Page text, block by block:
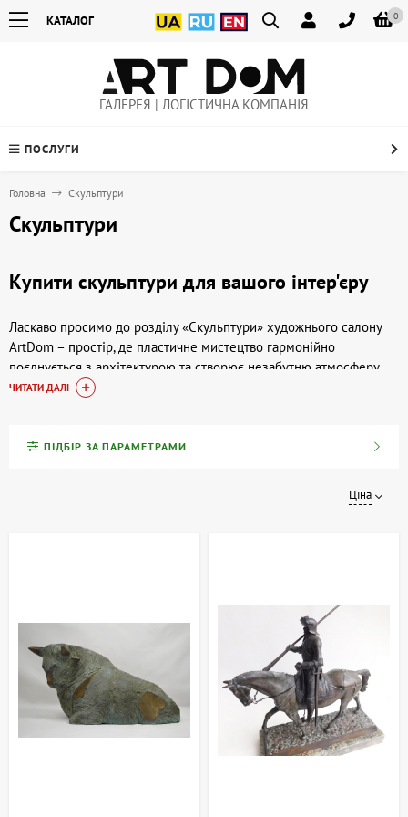
0
КАТАЛОГ
ГАЛЕРЕЯ | ЛОГІСТИЧНА КОМПАНІЯ
ПОСЛУГИ
Головна Скульптури
Скульптури
Купити скульптури для вашого інтер'єру
Ласкаво просимо до розділу «Скульптури» художнього салону
ArtDom – простір, де пластичне мистецтво гармонійно
поєднується з архітектурою та створює незабутню атмосферу.
Скульптури здатні пожвавити будь-яке приміщення, внести
та сучасних скульпторів, виконані з різних матеріалів та у
Скульптура та декоративно-ужиткове мистецтво
особливу атмосферу у побуті та інтер'єрі. Твори декоративно-
ужиткового мистецтва, до яких часто відносять і малі форми
скульптури, мають такі особливості:
Естетична якість:Кожен твір не тільки функціональний, а й
тішить погляд.
Образи та форми втілюють творчі задуми
ЧИТАТИ ДАЛІ
ПІДБІР ЗА ПАРАМЕТРАМИ
Ціна